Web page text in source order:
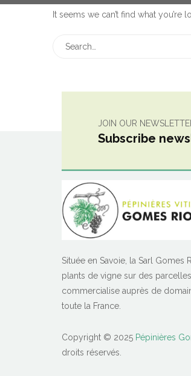
It seems we can’t find what you’re
JOIN OUR
Subscribe
Située en Savoie, la Sarl Gomes
plants de vigne sur des
commercialise auprès de
toute la France.
Copyright © 2025 Pépinières
droits réservés.